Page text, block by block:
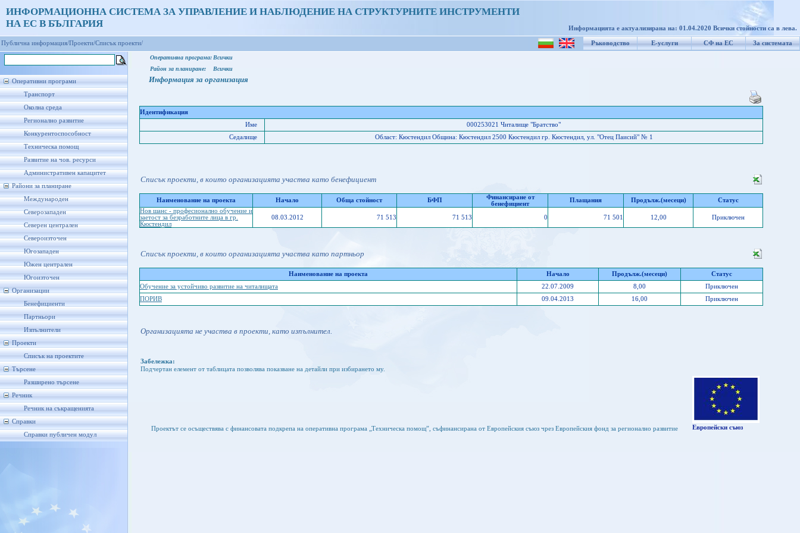
ИНФОРМАЦИОННА СИСТЕМА ЗА УПРАВЛЕНИЕ И НАБЛЮДЕНИЕ НА СТРУКТУРНИТЕ ИНСТРУМЕНТИ
НА ЕС В БЪЛГАРИЯ
Информацията е актуализирана на: 01.04.2020 Всички стойности са в лева.
Ръководство Е-услуги СФ на ЕС За системата
Публична информация/Проекти/Списък проекти/
Оперативни програми
Транспорт
Околна среда
Регионално развитие
Конкурентоспособност
Техническа помощ
Развитие на чов. ресурси
Административен капацитет
Райони за планиране
Международен
Северозападен
Северен централен
Североизточен
Югозападен
Южен централен
Югоизточен
Организации
Бенефициенти
Партньори
Изпълнители
Проекти
Списък на проектите
Търсене
Разширено търсене
Речник
Речник на съкращенията
Справки
Справки публичен модул
Оперативна програма: Всички
Район за планиране:
Всички
Информация за организация
Идентификация
Име
000253021 Читалище "Братство"
Седалище
Област: Кюстендил Oбщина: Кюстендил 2500 Кюстендил гр. Кюстендил, ул. "Отец Паисий" № 1
Списък проекти, в които организацията участва като бенефициент
Наименование на проекта Начало Обща стойност БФП
Финансиране от
бенефициент
Плащания Продълж.(месеци)
Статус
Нов шанс - професионално обучение и
заетост за безработните лица в гр.
Кюстендил
08.03.2012 71 513 71 513 0 71 501 12,00 Приключен
Списък проекти, в които организацията участва като партньор
Наименование на проекта Начало Продълж.(месеци)
Статус
Обучение за устойчиво развитие на читалищата
22.07.2009 8,00
Приключен
ПОРИВ
09.04.2013 16,00 Приключен
Организацията не участва в проекти, като изпълнител.
Забележка:
Подчертан елемент от таблицата позволява показване на детайли при избирането му.
Проектът се осъществява с финансовата подкрепа на оперативна програма „Техническа помощ”, съфинансирана от Европейския съюз чрез Европейския фонд за регионално развитие Европейски съюз